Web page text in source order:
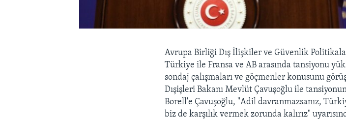
Avrupa Birliği Dış İlişkiler ve Güvenlik
Türkiye ile Fransa ve AB arasında tansiyonu
sondaj çalışmaları ve göçmenler konusunu
Dışişleri Bakanı Mevlüt Çavuşoğlu ile
Borell'e Çavuşoğlu, "Adil davranmazsanız,
biz de karşılık vermek zorunda kalırız"